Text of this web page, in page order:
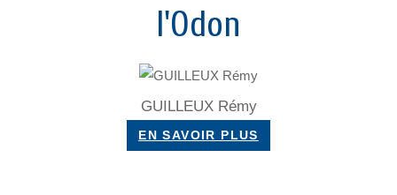
l'Odon
GUILLEUX Rémy
EN SAVOIR PLUS